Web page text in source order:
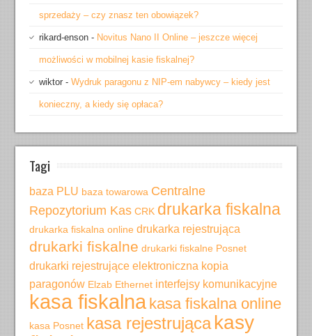
sprzedaży – czy znasz ten obowiązek?
rikard-enson - Novitus Nano II Online – jeszcze więcej
możliwości w mobilnej kasie fiskalnej?
wiktor -Wydruk paragonu z NIP-em nabywcy – kiedy jest
konieczny, a kiedy się opłaca?
Tagi
baza PLU baza towarowa Centralne
Repozytorium Kas CRK drukarka fiskalna
drukarka fiskalna online drukarka rejestrująca
drukarki fiskalne drukarki fiskalne Posnet
drukarki rejestrujące elektroniczna kopia
paragonów Elzab Ethernet interfejsy komunikacyjne
kasa fiskalna kasa fiskalna online
kasa Posnet kasa rejestrująca kasy